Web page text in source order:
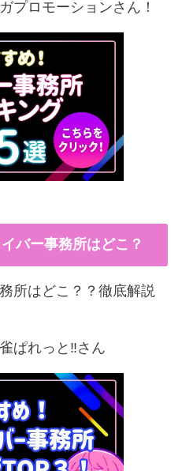
プロモーションさん！
バー事務所はどこ？
所はどこ？？徹底解説
ぱれっと‼︎さん